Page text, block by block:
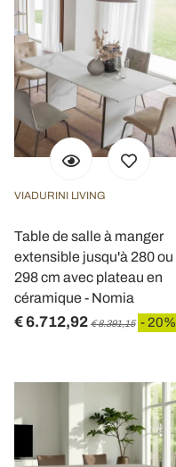
VIADURINI LIVING
Table de salle à manger
extensible jusqu'à 280 ou
298 cm avec plateau en
céramique - Nomia
€ 6.712,92 € 8.391,15 - 20%